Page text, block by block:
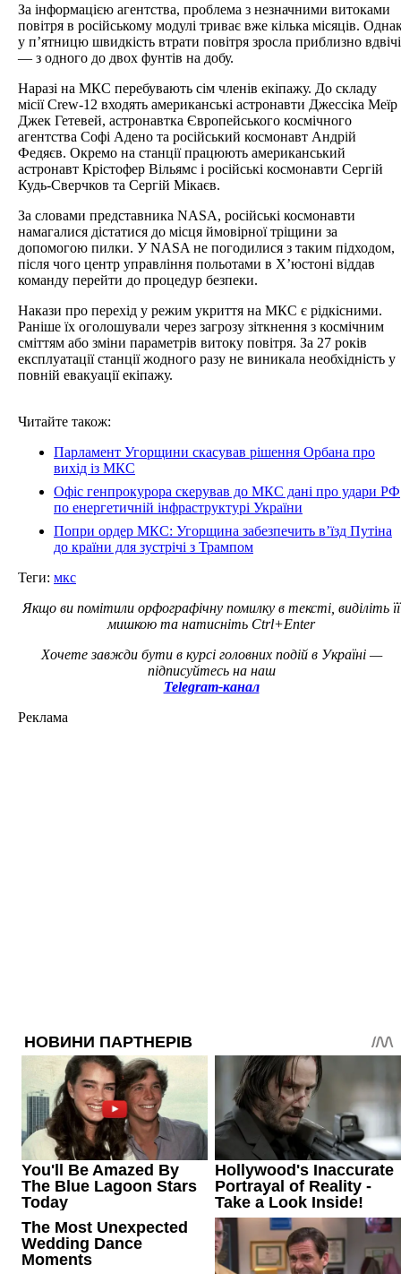
За інформацією агентства, проблема з незначними витоками
повітря в російському модулі триває вже кілька місяців.
у п’ятницю швидкість втрати повітря зросла приблизно вдвічі
— з одного до двох фунтів на добу.
Наразі на МКС перебувають сім членів екіпажу. До складу
місії Crew-12 входять американські астронавти Джессіка Меїр
Джек Гетевей, астронавтка Європейського космічного
агентства Софі Адено та російський космонавт Андрій
Федяєв. Окремо на станції працюють американський
астронавт Крістофер Вільямс і російські космонавти Сергій
Кудь-Сверчков та Сергій Мікаєв.
За словами представника NASA, російські космонавти
намагалися дістатися до місця ймовірної тріщини за
допомогою пилки. У NASA не погодилися з таким підходом,
після чого центр управління польотами в Х’юстоні віддав
команду перейти до процедур безпеки.
Накази про перехід у режим укриття на МКС є рідкісними.
Раніше їх оголошували через загрозу зіткнення з космічним
сміттям або зміни параметрів витоку повітря. За 27 років
експлуатації станції жодного разу не виникала необхідність у
повній евакуації екіпажу.
Читайте також:
Парламент Угорщини скасував рішення Орбана про
вихід із МКС
Офіс генпрокурора скерував до МКС дані про удари РФ
по енергетичній інфраструктурі України
Попри ордер МКС: Угорщина забезпечить в’їзд Путіна
до країни для зустрічі з Трампом
Теги: мкс
Якщо ви помітили орфографічну помилку в тексті, виділіть її
мишкою та натисніть Ctrl+Enter
Хочете завжди бути в курсі головних подій в Україні —
підписуйтесь на наш
Telegram-канал
Реклама